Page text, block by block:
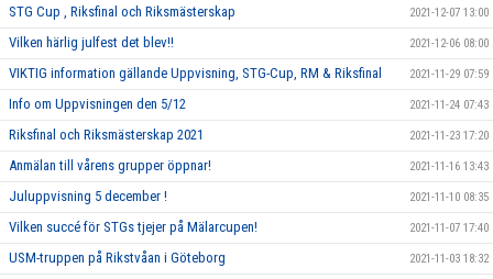
STG Cup , Riksfinal och Riksmästerskap 2021-12-07 13:00
Vilken härlig julfest det blev!! 2021-12-06 08:00
VIKTIG information gällande Uppvisning, STG-Cup, RM & Riksfinal 2021-11-29 07:59
Info om Uppvisningen den 5/12 2021-11-24 07:43
Riksfinal och Riksmästerskap 2021 2021-11-23 17:20
Anmälan till vårens grupper öppnar! 2021-11-16 13:43
Juluppvisning 5 december ! 2021-11-10 08:35
Vilken succé för STGs tjejer på Mälarcupen! 2021-11-07 17:40
USM-truppen på Rikstvåan i Göteborg 2021-11-03 18:32